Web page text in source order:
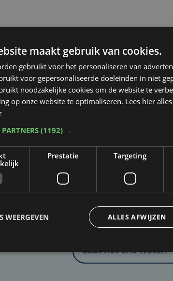
Heb je een taal- of schrijffout
Laat het ons weten
maakt gebruik van cookies.
gebruikt voor het personaliseren van
voor gepersonaliseerde doeleinden in niet
noodzakelijke cookies om de website te
op onze website te optimaliseren. Lees hier
(1192) →
Prestatie Targeting
ALLES AFWIJZEN
WEERGEVEN